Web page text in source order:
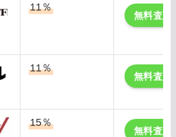
11％
無料査定
11％
無料査定
15％
無料査定